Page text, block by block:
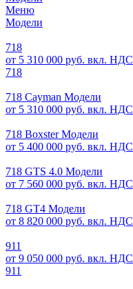
Меню
Модели
718
от 5 310 000 руб. вкл. НДС
718
718 Cayman Модели
от 5 310 000 руб. вкл. НДС
718 Boxster Модели
от 5 400 000 руб. вкл. НДС
718 GTS 4.0 Модели
от 7 560 000 руб. вкл. НДС
718 GT4 Модели
от 8 820 000 руб. вкл. НДС
911
от 9 050 000 руб. вкл. НДС
911